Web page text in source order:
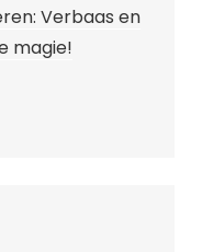
Verbaas en
magie!